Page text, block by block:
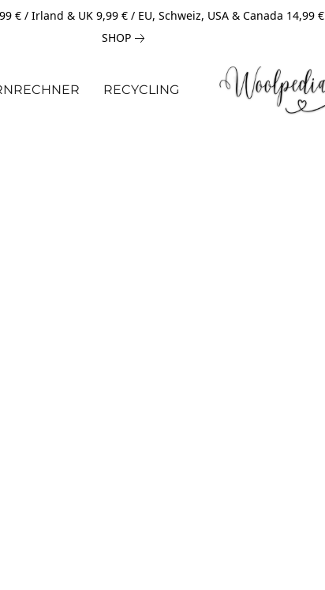
€ / Irland & UK 9,99 € / EU, Schweiz, USA & Canada 14,99 €
SHOP
RECYCLING